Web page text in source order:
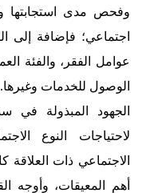
وفحص مدى استجابتها
اجتماعي؛ فإضافة إلى
عوامل الفقر، والفئة
الوصول للخدمات
الجهود المبذولة في
لاحتياجات النوع
الاجتماعي ذات
أهم المعيقات، وأوجه